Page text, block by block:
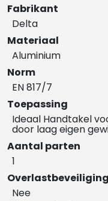
Fabrikant
Delta
Materiaal
Aluminium
Norm
EN 817/7
Toepassing
Ideaal Handtakel
door laag eigen
Aantal parten
1
Overlastbeveiliging
Nee